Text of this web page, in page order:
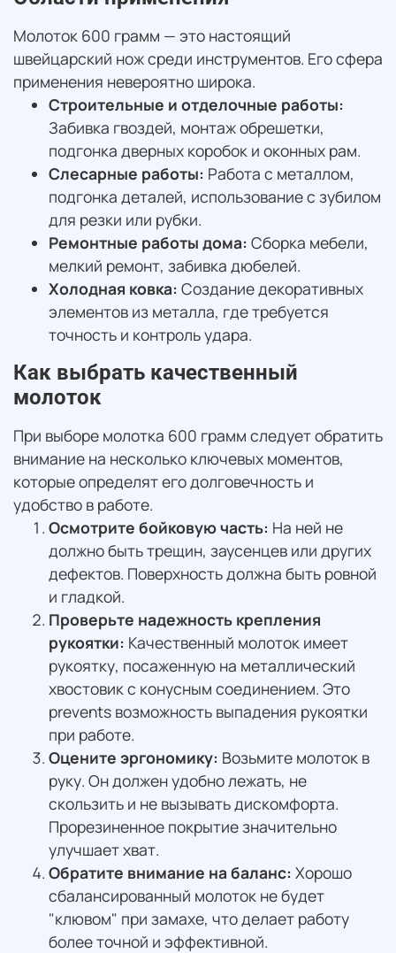
Молоток 600 грамм — это настоящий
швейцарский нож среди инструментов. Его сфера
применения невероятно широка.
Строительные и отделочные работы:
Забивка гвоздей, монтаж обрешетки,
подгонка дверных коробок и оконных рам.
Слесарные работы: Работа с металлом,
подгонка деталей, использование с зубилом
для резки или рубки.
Ремонтные работы дома: Сборка мебели,
мелкий ремонт, забивка дюбелей.
Холодная ковка: Создание декоративных
элементов из металла, где требуется
точность и контроль удара.
Как выбрать качественный
молоток
При выборе молотка 600 грамм следует обратить
внимание на несколько ключевых моментов,
которые определят его долговечность и
удобство в работе.
Осмотрите бойковую часть: На ней не
должно быть трещин, заусенцев или других
дефектов. Поверхность должна быть ровной
и гладкой.
Проверьте надежность крепления
рукоятки: Качественный молоток имеет
рукоятку, посаженную на металлический
хвостовик с конусным соединением. Это
prevents возможность выпадения рукоятки
при работе.
Оцените эргономику: Возьмите молоток в
руку. Он должен удобно лежать, не
скользить и не вызывать дискомфорта.
Прорезиненное покрытие значительно
улучшает хват.
Обратите внимание на баланс: Хорошо
сбалансированный молоток не будет
"клювом" при замахе, что делает работу
более точной и эффективной.